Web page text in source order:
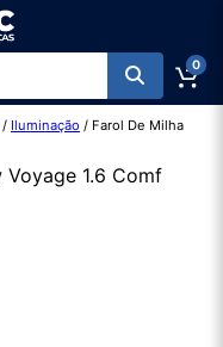
0
/ Iluminação / Farol De Milha